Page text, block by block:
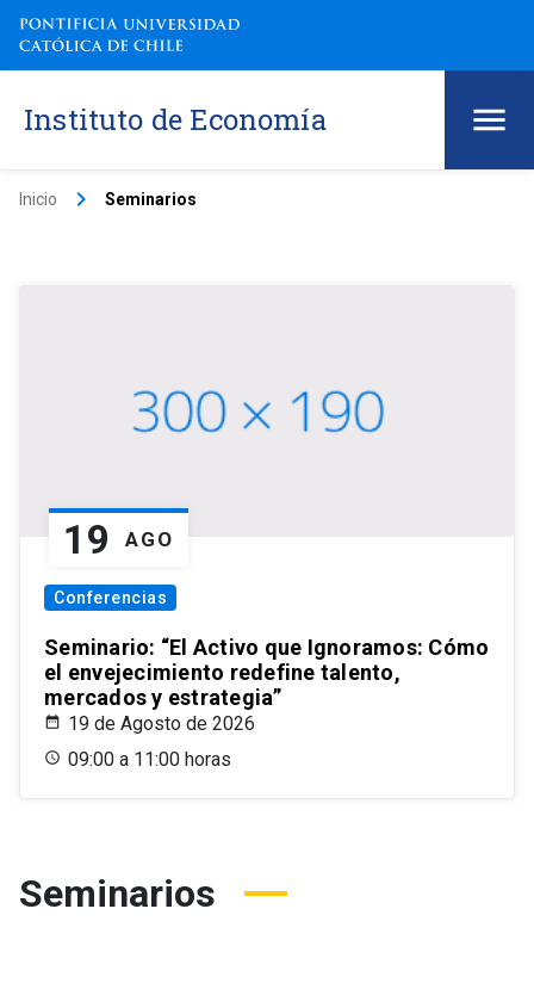
Instituto de Economía
Inicio keyboard_arrow_right Seminarios
19 AGO
Conferencias
Seminario: “El Activo que Ignoramos: Cómo
el envejecimiento redefine talento,
mercados y estrategia”
19 de Agosto de 2026
09:00 a 11:00 horas
Seminarios